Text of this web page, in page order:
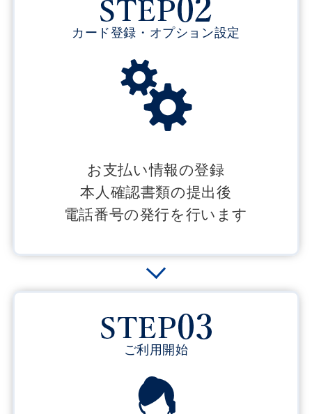
カード登録・オプション設定
お支払い情報の登録
本人確認書類の提出後
電話番号の発行を行います
ご利用開始